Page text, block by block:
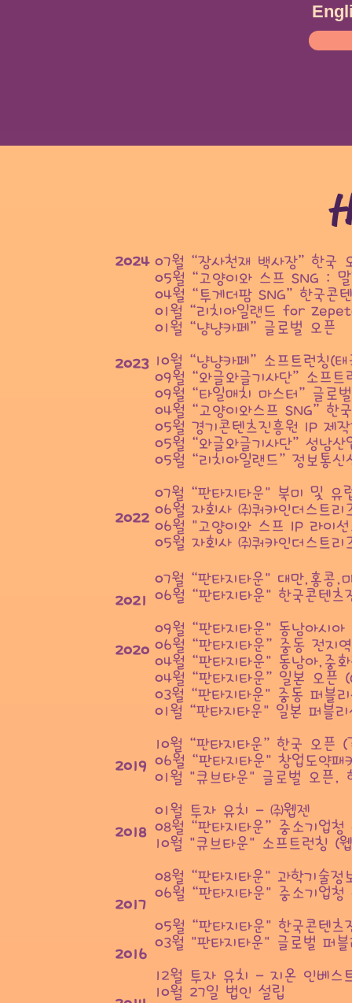
2024
2023
2022
2021
2020
2019
2018
2017
2016
07월“장사천재 백사장”한국
05월“고양이와 스프 SNG :
04월“투게더팜 SNG” 한국콘
01월“리치아일랜드 for
01월“냥냥카페”글로벌 오픈
10월“냥냥카페”소프트런칭(
09월“와글와글기사단”소프트
09월“타일매치 마스터”글로
04월“고양이와스프 SNG”한
05월 경기콘텐츠진흥원 IP 제
05월“와글와글기사단”성남산
05월“리치아일랜드”정보통신
07월“판타지타운" 북미 및 유
06월 자회사 ㈜쿼카인더스트
06월 "고양이와 스프 IP 라이
05월 자회사 ㈜쿼카인더스트리
07월“판타지타운" 대만,홍콩,
06월“판타지타운" 한국콘텐츠
09월“판타지타운" 동남아시
06월“판타지타운”중동 전지
04월“판타지타운" 동남아,중
04월“판타지타운”일본 오픈
03월“판타지타운" 중동 퍼블
01월“판타지타운" 일본 퍼블
10월“판타지타운”한국 오픈 (
06월“판타지타운" 창업도약패
01월 "큐브타운" 글로벌 오픈,
01월 투자 유치 - ㈜웹젠
08월“판타지타운”중소기업청
10월 "큐브타운" 소프트런칭 (
08월“판타지타운" 과학기술정
06월“판타지타운" 중소기업청
05월“판타지타운" 한국콘텐츠
03월 "판타지타운" 글로벌 퍼
12월 투자 유치 - 지온 인베스
10월 27일 법인 설립